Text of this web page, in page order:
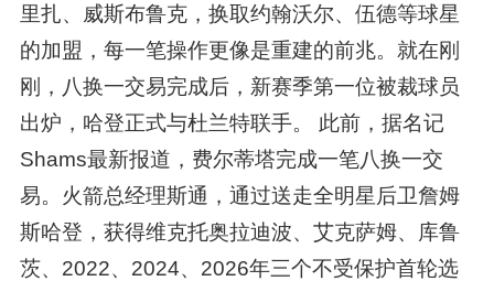
里扎、威斯布鲁克，换取约翰沃尔、伍德等球星
的加盟，每一笔操作更像是重建的前兆。就在刚
刚，八换一交易完成后，新赛季第一位被裁球员
出炉，哈登正式与杜兰特联手。 此前，据名记
Shams最新报道，费尔蒂塔完成一笔八换一交
易。火箭总经理斯通，通过送走全明星后卫詹姆
斯哈登，获得维克托奥拉迪波、艾克萨姆、库鲁
茨、2022、2024、2026年三个不受保护首轮选